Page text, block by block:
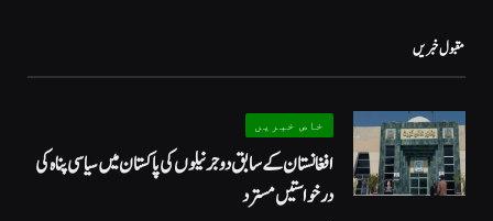
مقبول خبریں
خاص خبریں
افغانستان کے سابق دو جرنیلوں کی پاکستان میں سیاسی پناہ کی
درخواستیں مسترد